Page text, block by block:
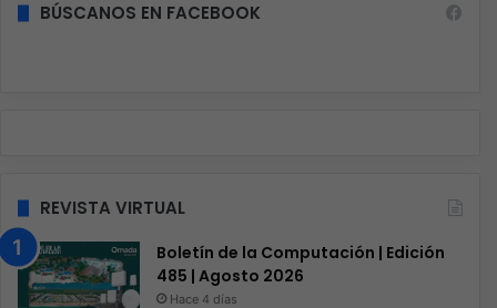
BÚSCANOS EN FACEBOOK
REVISTA VIRTUAL
Boletín de la Computación | Edición
485 | Agosto 2026
Hace 4 días